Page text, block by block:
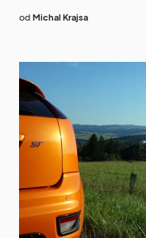
od Michal Krajsa